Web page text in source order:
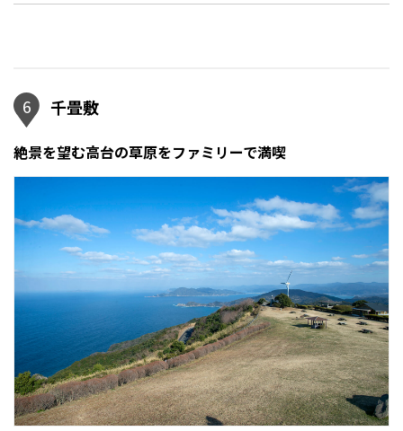
6 千畳敷
絶景を望む高台の草原をファミリーで満喫